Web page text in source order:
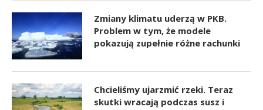
Zmiany klimatu uderzą w PKB.
Problem w tym, że modele
pokazują zupełnie różne rachunki
Chcieliśmy ujarzmić rzeki. Teraz
skutki wracają podczas susz i